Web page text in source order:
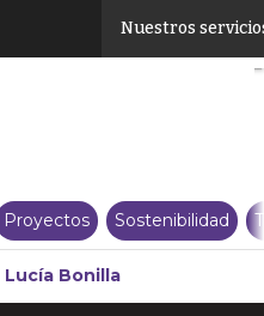
Nuestros
Proyectos Sostenibilidad
Lucía Bonilla